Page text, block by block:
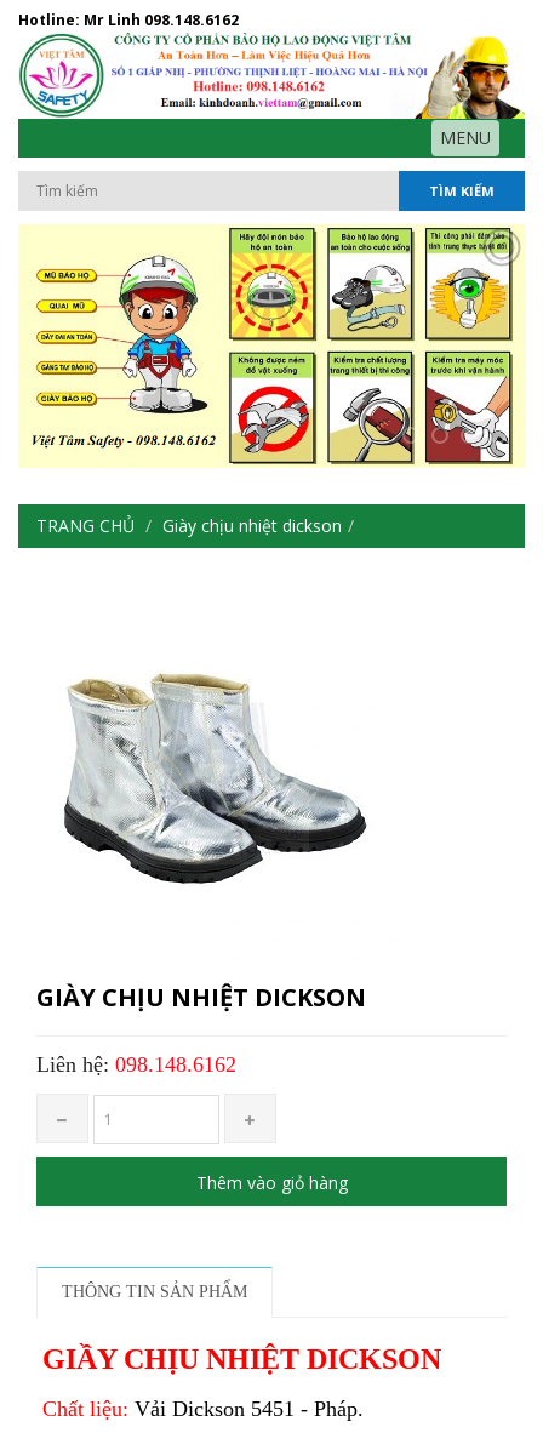
Hotline: Mr Linh 098.148.6162
MENU
TÌM KIẾM
TRANG CHỦ Giày chịu nhiệt dickson
GIÀY CHỊU NHIỆT DICKSON
Liên hệ: 098.148.6162
Thêm vào giỏ hàng
THÔNG TIN SẢN PHẨM
GIẦY CHỊU NHIỆT DICKSON
Chất liệu: Vải Dickson 5451 - Pháp.